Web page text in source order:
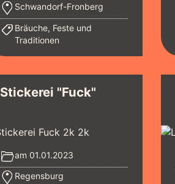
Schwandorf-Fronberg
Bräuche, Feste und
Traditionen
Stickerei "Fuck"
am 01.01.2023
Regensburg